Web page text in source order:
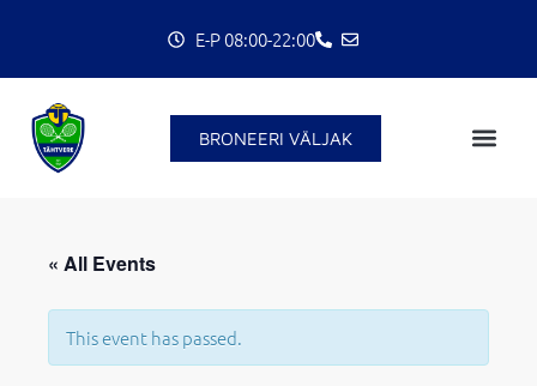
content
E-P 08:00-22:00
BRONEERI VÄLJAK
« All Events
This event has passed.